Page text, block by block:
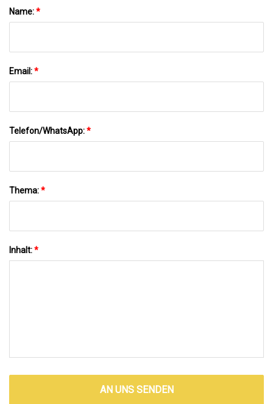
Name:*
Email:*
Telefon/WhatsApp:*
Thema:*
Inhalt:*
AN UNS SENDEN